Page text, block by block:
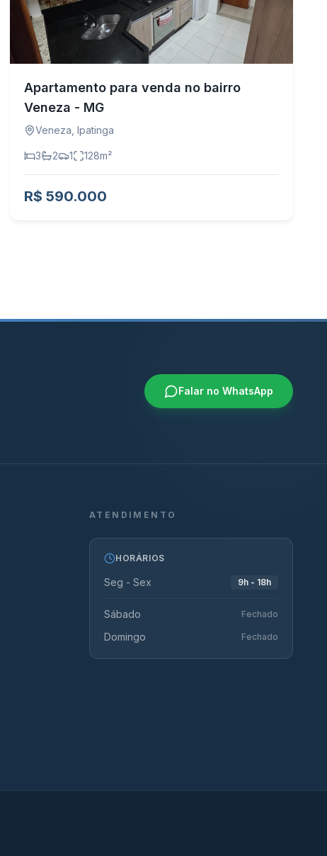
Apartamento para venda no bairro
Veneza - MG
Veneza Ipatinga
3 2 1 128m²
R$ 590.000
Falar no WhatsApp
ATENDIMENTO
HORÁRIOS
Seg - Sex 9h - 18h
Sábado Fechado
Domingo Fechado